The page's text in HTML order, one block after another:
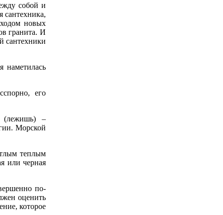
собой и
сантехника,
новых
гранита. И
сантехники
наметилась
его
(лежишь) –
Морской
теплым
или черная
по-
оценить
которое